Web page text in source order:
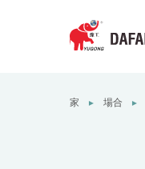
家 ► 場合 ►